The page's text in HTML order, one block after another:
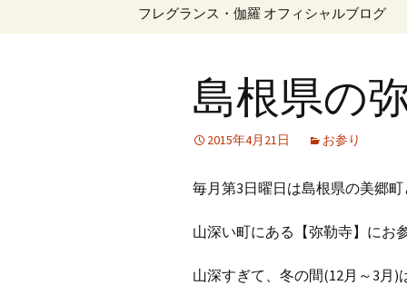
フレグランス・伽羅 オフィシャルブログ
島根県の
2015年4月21日 お参り
毎月第3日曜日は島根県の美郷町
山深い町にある【弥勒寺】にお
山深すぎて、冬の間(12月～3月)